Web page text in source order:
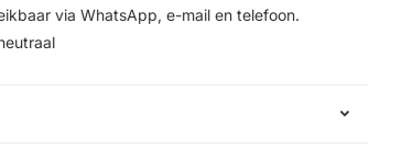
via WhatsApp, e-mail en telefoon.